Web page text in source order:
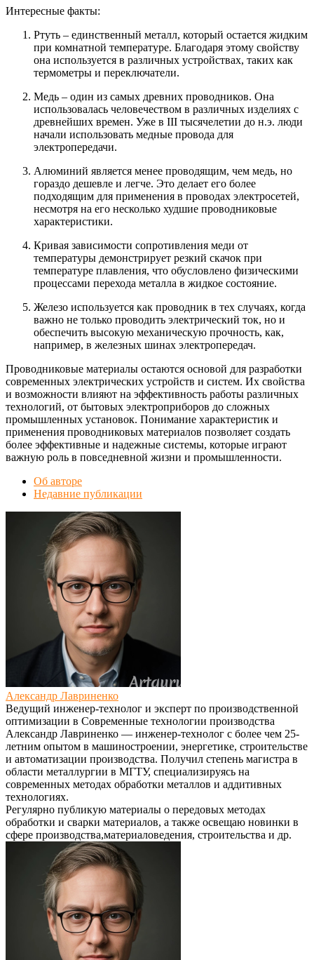
Интересные факты:
Ртуть – единственный металл, который остается жидким
при комнатной температуре. Благодаря этому свойству
она используется в различных устройствах, таких как
термометры и переключатели.
Медь – один из самых древних проводников. Она
использовалась человечеством в различных изделиях с
древнейших времен. Уже в III тысячелетии до н.э. люди
начали использовать медные провода для
электропередачи.
Алюминий является менее проводящим, чем медь, но
гораздо дешевле и легче. Это делает его более
подходящим для применения в проводах электросетей,
несмотря на его несколько худшие проводниковые
характеристики.
Кривая зависимости сопротивления меди от
температуры демонстрирует резкий скачок при
температуре плавления, что обусловлено физическими
процессами перехода металла в жидкое состояние.
Железо используется как проводник в тех случаях, когда
важно не только проводить электрический ток, но и
обеспечить высокую механическую прочность, как,
например, в железных шинах электропередач.
Проводниковые материалы остаются основой для разработки
современных электрических устройств и систем. Их свойства
и возможности влияют на эффективность работы различных
технологий, от бытовых электроприборов до сложных
промышленных установок. Понимание характеристик и
применения проводниковых материалов позволяет создать
более эффективные и надежные системы, которые играют
важную роль в повседневной жизни и промышленности.
Об авторе
Недавние публикации
Александр Лавриненко
Ведущий инженер-технолог и эксперт по производственной
оптимизации в Современные технологии производства
Александр Лавриненко — инженер-технолог с более чем 25-
летним опытом в машиностроении, энергетике, строительстве
и автоматизации производства. Получил степень магистра в
области металлургии в МГТУ, специализируясь на
современных методах обработки металлов и аддитивных
технологиях.
Регулярно публикую материалы о передовых методах
обработки и сварки материалов, а также освещаю новинки в
сфере производства,материаловедения, строительства и др.